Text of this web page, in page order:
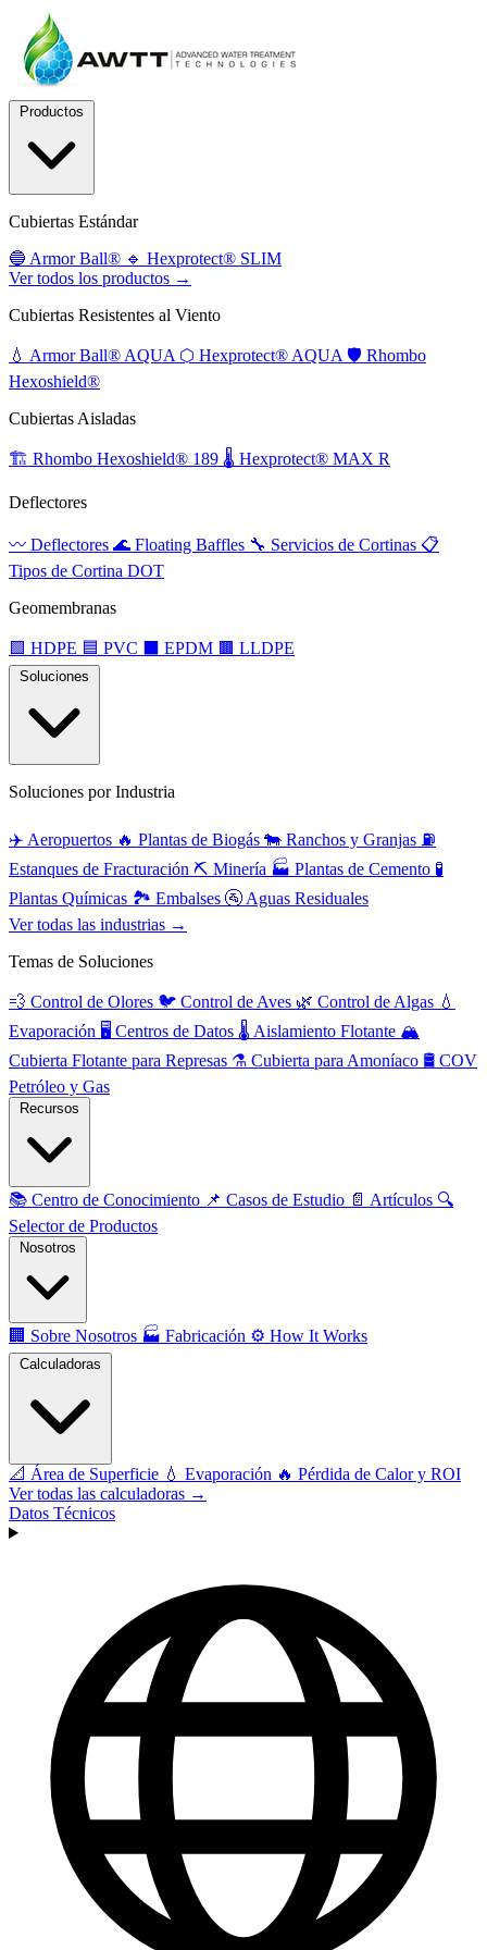
Cubiertas Estándar
🔵 Armor Ball® 🔹 Hexprotect® SLIM
Ver todos los productos →
Cubiertas Resistentes al Viento
💧 Armor Ball® AQUA ⬡ Hexprotect® AQUA 🛡️ Rhombo
Hexoshield®
Cubiertas Aisladas
🏗️ Rhombo Hexoshield® 189 🌡️ Hexprotect® MAX R
Deflectores
〰️ Deflectores 🌊 Floating Baffles 🔧 Servicios de Cortinas 📋
Tipos de Cortina DOT
Geomembranas
🟩 HDPE 🟦 PVC EPDM 🟫 LLDPE
Soluciones por Industria
✈️ Aeropuertos 🔥 Plantas de Biogás 🐄 Ranchos y Granjas ⛽
Estanques de Fracturación ⛏️ Minería 🏭 Plantas de Cemento 🧪
Plantas Químicas 🏞️ Embalses 🚰 Aguas Residuales
Ver todas las industrias →
Temas de Soluciones
💨 Control de Olores 🐦 Control de Aves 🌿 Control de Algas 💧
Evaporación 🖥️ Centros de Datos 🌡️ Aislamiento Flotante 🏔️
Cubierta Flotante para Represas ⚗️ Cubierta para Amoníaco 🛢️ COV
Petróleo y Gas
📚 Centro de Conocimiento 📌 Casos de Estudio 📄 Artículos 🔍
Selector de Productos
🏢 Sobre Nosotros 🏭 Fabricación ⚙️ How It Works
📐 Área de Superficie 💧 Evaporación 🔥 Pérdida de Calor y ROI
Ver todas las calculadoras →
Datos Técnicos